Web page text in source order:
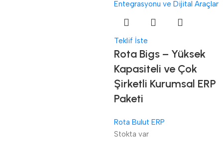
Teklif İste
Rota Bigs – Yüksek
Kapasiteli ve Çok
Şirketli Kurumsal ERP
Paketi
Rota Bulut ERP
Stokta var